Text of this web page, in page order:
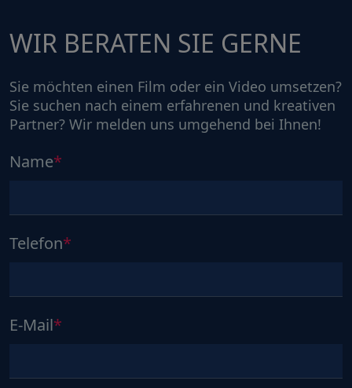
WIR BERATEN SIE GERNE
Sie möchten einen Film oder ein Video umsetzen?
Sie suchen nach einem erfahrenen und kreativen
Partner? Wir melden uns umgehend bei Ihnen!
Name
Telefon
E-Mail